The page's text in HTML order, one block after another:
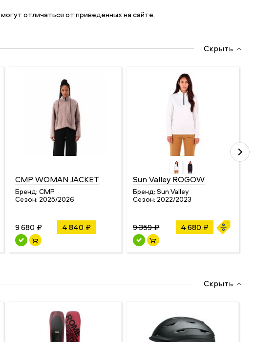
могут отличаться от приведенных на сайте.
Скрыть
CMP WOMAN JACKET
Бренд: CMP
Сезон: 2025/2026
9 680 ₽ 4 840 ₽
Sun Valley ROGOW
Бренд: Sun Valley
Сезон: 2022/2023
9 359 ₽ 4 680 ₽
Скрыть